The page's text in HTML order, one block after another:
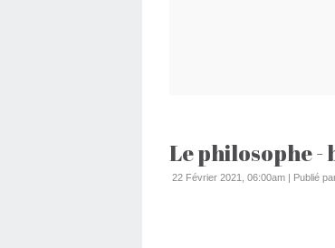
Le philosophe
22 Février 2021, 06:00am | Publié